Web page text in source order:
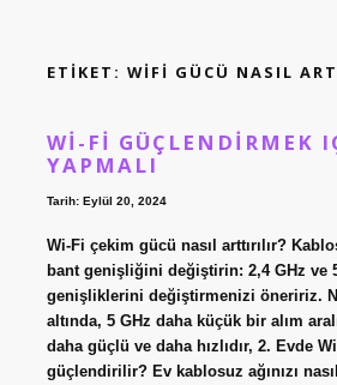
ETIKET: WIFI GÜCÜ NASIL
WI-FI GÜÇLENDIRMEK
YAPMALI
Tarih: Eylül 20, 2024
Wi-Fi çekim gücü nasıl arttırılır?
bant genişliğini değiştirin: 2,4 GHz ve
genişliklerini değiştirmenizi öneririz.
altında, 5 GHz daha küçük bir alım
daha güçlü ve daha hızlıdır, 2. Evde
güçlendirilir? Ev kablosuz ağınızı nasıl